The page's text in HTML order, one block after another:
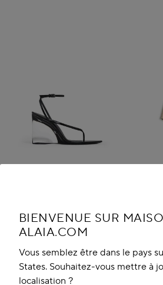
BIENVENUE SUR
ALAIA.COM
Vous semblez être dans le pays
States. Souhaitez-vous mettre à
localisation ?
SANDALES À BRIDE INVISIBLE
EN CUIR VERNI